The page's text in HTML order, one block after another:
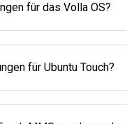
für das Volla OS?
für Ubuntu Touch?